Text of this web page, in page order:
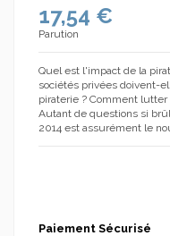
17,54 €
Parution
Quel est l'impact de la
sociétés privées doivent-
piraterie ? Comment
Autant de questions si
2014 est assurément le
Paiement Sécurisé